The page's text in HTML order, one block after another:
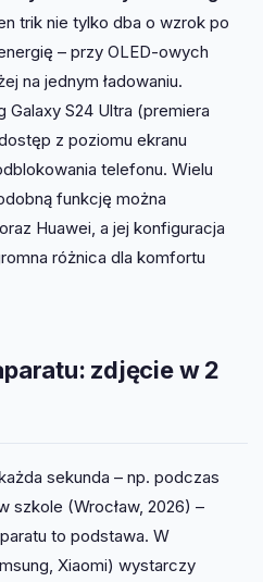
trik nie tylko dba o wzrok po
– przy OLED-owych
na jednym ładowaniu.
Galaxy S24 Ultra (premiera
z poziomu ekranu
telefonu. Wielu
funkcję można
Huawei, a jej konfiguracja
różnica dla komfortu
zdjęcie w 2
sekunda – np. podczas
szkole (Wrocław, 2026) –
to podstawa. W
Xiaomi) wystarczy